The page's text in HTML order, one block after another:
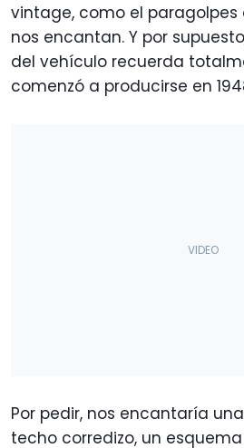
vintage, como el paragolpes
nos encantan. Y por
del vehículo recuerda
comenzó a producirse en
Por pedir, nos encantaría
techo corredizo, un